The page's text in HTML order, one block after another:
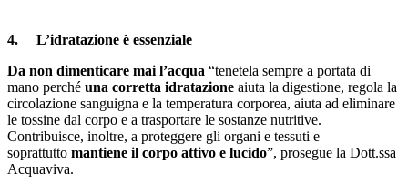
4. L’idratazione è essenziale
Da non dimenticare mai l’acqua “tenetela sempre a portata di
mano perché una corretta idratazione aiuta la digestione, regola la
circolazione sanguigna e la temperatura corporea, aiuta ad eliminare
le tossine dal corpo e a trasportare le sostanze nutritive.
Contribuisce, inoltre, a proteggere gli organi e tessuti e
soprattutto mantiene il corpo attivo e lucido”, prosegue la Dott.ssa
Acquaviva.